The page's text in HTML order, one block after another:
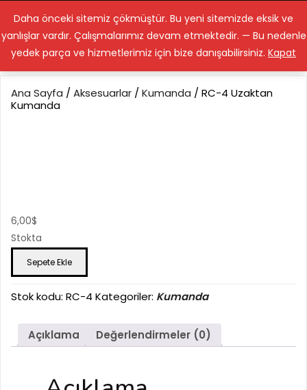
Daha önceki sitemiz çökmüştür. Bu yeni sitemizde eksik ve
yanlışlar vardır. Çalışmalarımız devam etmektedir. — Bu nedenle
yedek parça ve hizmetlerimiz için bize danışabilirsiniz. Kapat
Lenstamiri.com
Ana Sayfa / Aksesuarlar / Kumanda / RC-4 Uzaktan
Kumanda
6,00$
Stokta
RC-
Uzaktan
adet
Sepete Ekle
Stok kodu: RC-4 Kategoriler: Kumanda
Açıklama Değerlendirmeler (0)